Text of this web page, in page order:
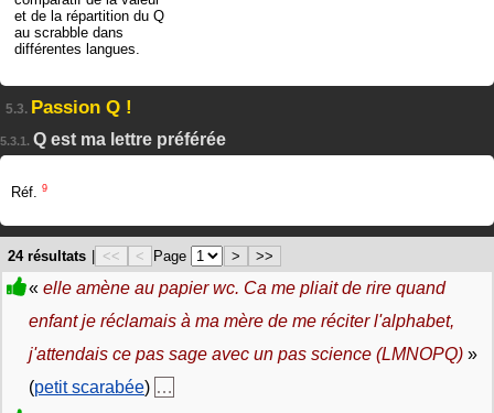
et de la répartition du Q
au scrabble dans
différentes langues.
5.3. Passion Q !
5.3.1. Q est ma lettre préférée
Réf. 9
24 résultats << < Page > >>
« elle amène au papier wc. Ca me pliait de rire quand
enfant je réclamais à ma mère de me réciter l'alphabet,
j'attendais ce pas sage avec un pas science (LMNOPQ) »
(petit scarabée) …